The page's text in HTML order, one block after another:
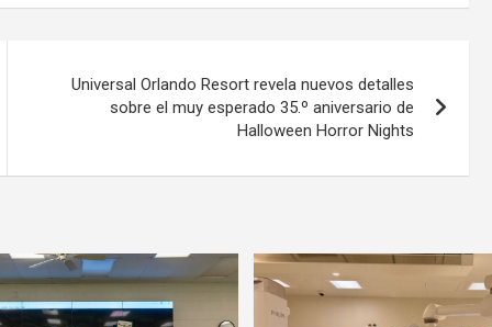
Universal Orlando Resort revela nuevos detalles
sobre el muy esperado 35.º aniversario de
Halloween Horror Nights